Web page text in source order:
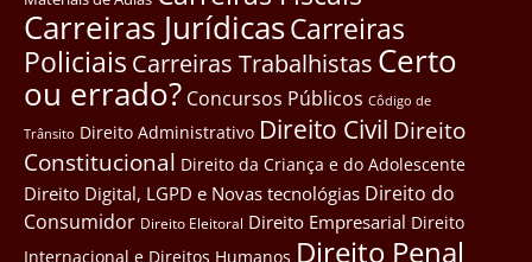
Carreiras JurídicasCarreiras
Policiais Carreiras Trabalhistas Certo
ou errado? Concursos Públicos Côdigo de
Trânsito Direito Administrativo Direito Civil Direito
Constitucional Direito da Criança e do Adolescente
Direito Digital, LGPD e Novas tecnológias Direito do
Consumidor Direito Eleitoral Direito Empresarial Direito
Internacional e Direitos Humanos Direito Penal